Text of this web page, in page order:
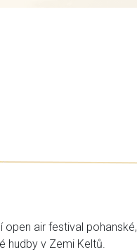
open air festival pohanské,
hudby v Zemi Keltů.